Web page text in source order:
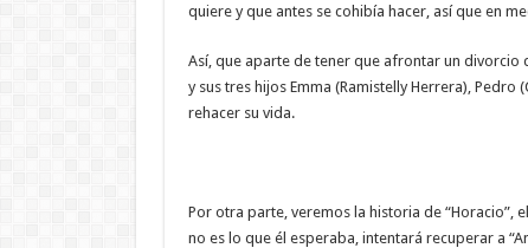
quiere y que antes se cohibía hacer, así que en
Así, que aparte de tener que afrontar un divorcio
y sus tres hijos Emma (Ramistelly Herrera),
rehacer su vida.
Por otra parte, veremos la historia de “Horacio”,
no es lo que él esperaba, intentará recuperar a